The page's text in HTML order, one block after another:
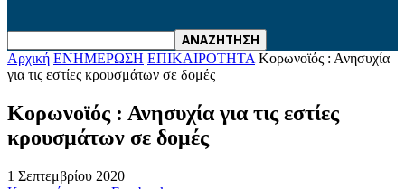
Αρχική ΕΝΗΜΕΡΩΣΗ ΕΠΙΚΑΙΡΟΤΗΤΑ Κορωνοϊός : Ανησυχία
για τις εστίες κρουσμάτων σε δομές
Κορωνοϊός : Ανησυχία για τις εστίες
κρουσμάτων σε δομές
1 Σεπτεμβρίου 2020